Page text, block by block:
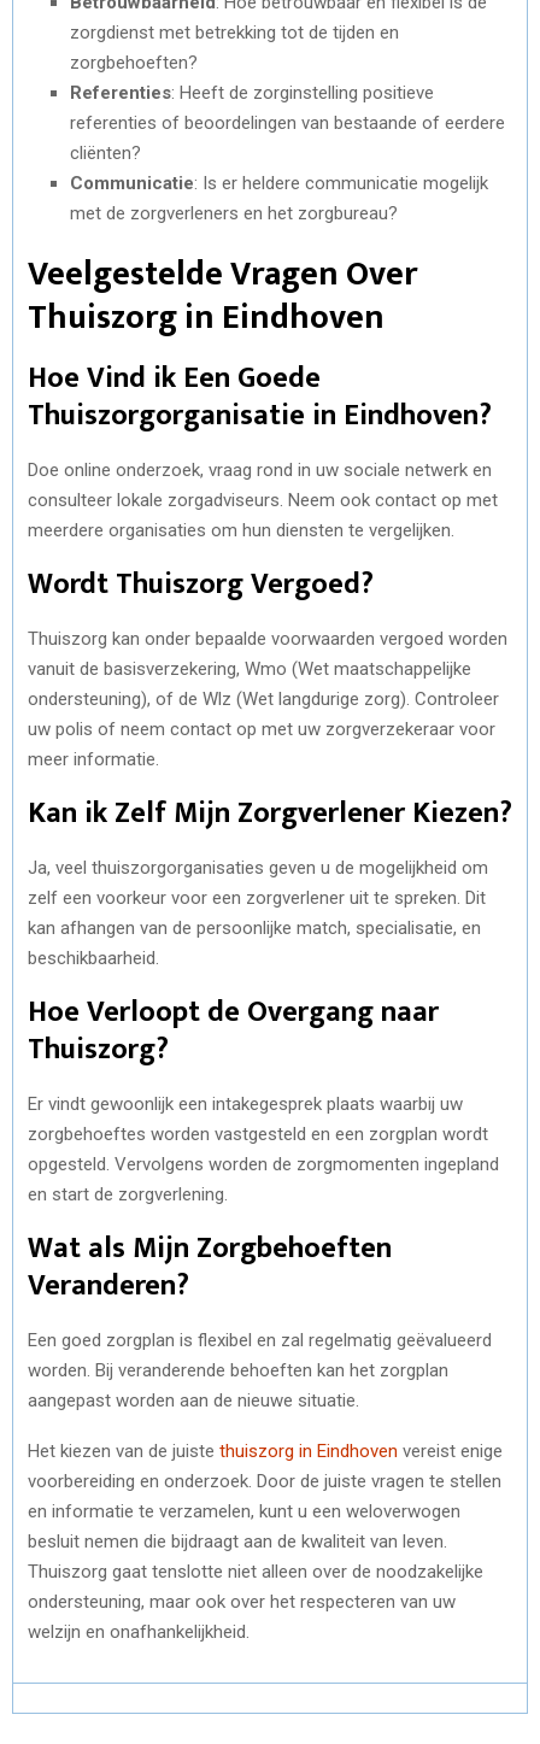
zorgdienst met betrekking tot de tijden en
zorgbehoeften?
Referenties: Heeft de zorginstelling positieve
referenties of beoordelingen van bestaande of eerdere
cliënten?
Communicatie: Is er heldere communicatie mogelijk
met de zorgverleners en het zorgbureau?
Veelgestelde Vragen Over
Thuiszorg in Eindhoven
Hoe Vind ik Een Goede
Thuiszorgorganisatie in Eindhoven?
Doe online onderzoek, vraag rond in uw sociale netwerk en
consulteer lokale zorgadviseurs. Neem ook contact op met
meerdere organisaties om hun diensten te vergelijken.
Wordt Thuiszorg Vergoed?
Thuiszorg kan onder bepaalde voorwaarden vergoed worden
vanuit de basisverzekering, Wmo (Wet maatschappelijke
ondersteuning), of de Wlz (Wet langdurige zorg). Controleer
uw polis of neem contact op met uw zorgverzekeraar voor
meer informatie.
Kan ik Zelf Mijn Zorgverlener Kiezen?
Ja, veel thuiszorgorganisaties geven u de mogelijkheid om
zelf een voorkeur voor een zorgverlener uit te spreken. Dit
kan afhangen van de persoonlijke match, specialisatie, en
beschikbaarheid.
Hoe Verloopt de Overgang naar
Thuiszorg?
Er vindt gewoonlijk een intakegesprek plaats waarbij uw
zorgbehoeftes worden vastgesteld en een zorgplan wordt
opgesteld. Vervolgens worden de zorgmomenten ingepland
en start de zorgverlening.
Wat als Mijn Zorgbehoeften
Veranderen?
Een goed zorgplan is flexibel en zal regelmatig geëvalueerd
worden. Bij veranderende behoeften kan het zorgplan
aangepast worden aan de nieuwe situatie.
Het kiezen van de juiste thuiszorg in Eindhoven vereist enige
voorbereiding en onderzoek. Door de juiste vragen te stellen
en informatie te verzamelen, kunt u een weloverwogen
besluit nemen die bijdraagt aan de kwaliteit van leven.
Thuiszorg gaat tenslotte niet alleen over de noodzakelijke
ondersteuning, maar ook over het respecteren van uw
welzijn en onafhankelijkheid.